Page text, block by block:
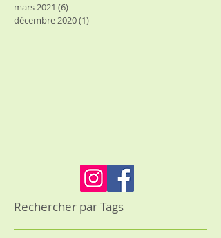
mars 2021 (6)
décembre 2020(1)
Rechercher par Tags